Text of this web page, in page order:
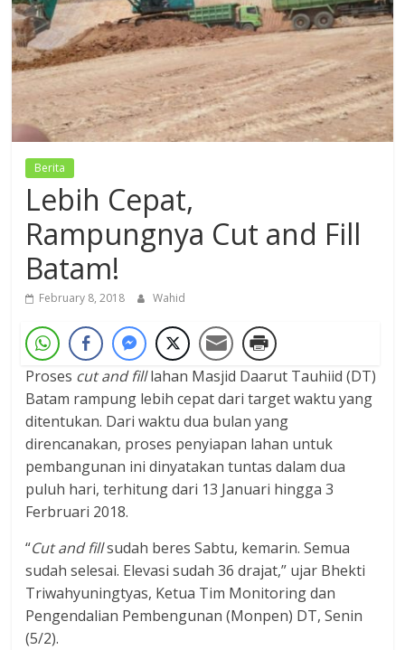
Dzikir,
Fikir,
Ikhtiar
Berita
Lebih Cepat,
Rampungnya Cut and Fill
Batam!
February 8, 2018 Wahid
Proses cut and filllahan Masjid Daarut Tauhiid (DT)
Batam rampung lebih cepat dari target waktu yang
ditentukan. Dari waktu dua bulan yang
direncanakan, proses penyiapan lahan untuk
pembangunan ini dinyatakan tuntas dalam dua
puluh hari, terhitung dari 13 Januari hingga 3
Ferbruari 2018.
“Cut and fillsudah beres Sabtu, kemarin. Semua
sudah selesai. Elevasi sudah 36 drajat,” ujar Bhekti
Triwahyuningtyas, Ketua Tim Monitoring dan
Pengendalian Pembengunan (Monpen) DT, Senin
(5/2).